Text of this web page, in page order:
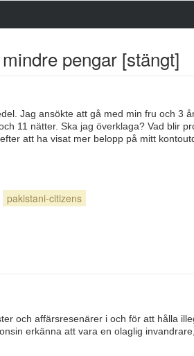
pengar [stängt]
Jag ansökte att gå med min fru och 3
11 nätter. Ska jag överklaga? Vad blir
att ha visat mer belopp på mitt
pakistani-citizens
och affärsresenärer i och för att hålla
erkänna att vara en olaglig